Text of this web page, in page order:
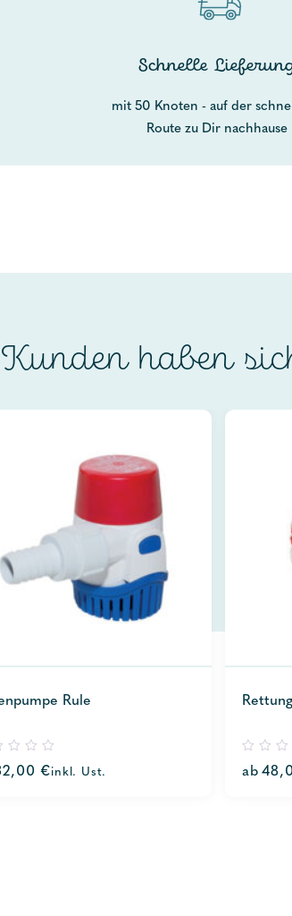
Schnelle
mit 50 Knoten - auf der
Route zu Dir nachhause
haben
Rule
€inkl. Ust.
out
ab